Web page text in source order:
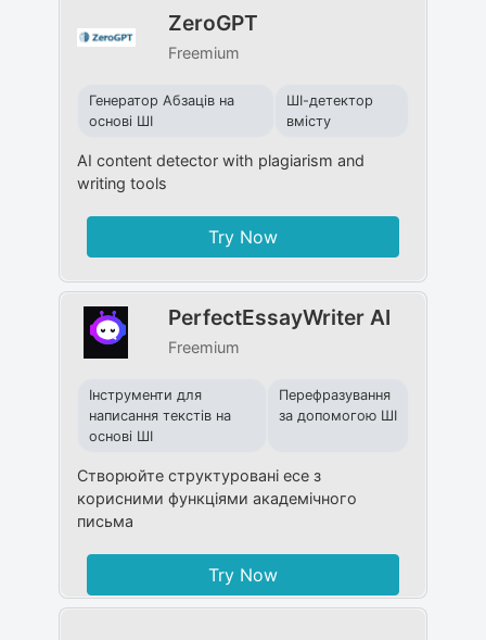
ZeroGPT
Freemium
Генератор Абзаців на
основі ШІ
ШІ-детектор
вмісту
AI content detector with plagiarism and
writing tools
Try Now
PerfectEssayWriter AI
Freemium
Інструменти для
написання текстів на
основі ШІ
Перефразування
за допомогою ШІ
Створюйте структуровані есе з
корисними функціями академічного
письма
Try Now